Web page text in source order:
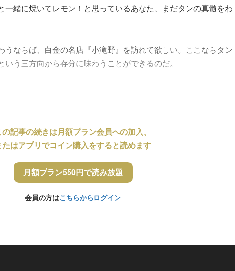
一緒に焼いてレモン！と思っているあなた、まだタンの真髄をわ
うならば、白金の名店『小滝野』を訪れて欲しい。ここならタン
う三方向から存分に味わうことができるのだ。
の記事の続きは月額プラン会員への加入、
たはアプリでコイン購入をすると読めます
月額プラン550円で読み放題
会員の方はこちらからログイン